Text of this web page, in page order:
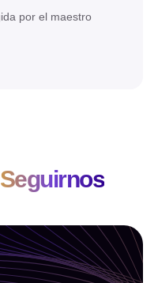
por el maestro
Seguirnos